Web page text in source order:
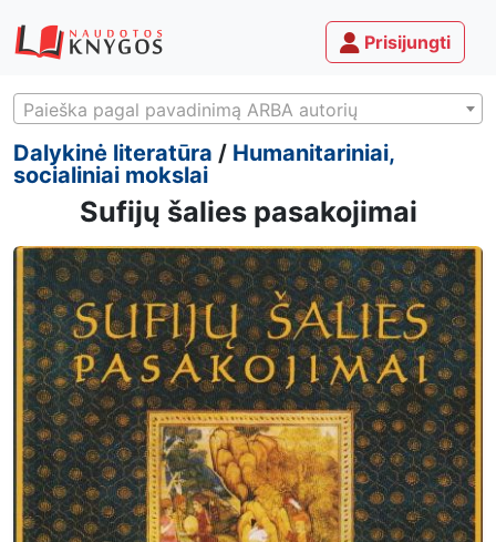
Prisijungti
Paieška pagal pavadinimą ARBA autorių
Dalykinė literatūra / Humanitariniai,
socialiniai mokslai
Sufijų šalies pasakojimai